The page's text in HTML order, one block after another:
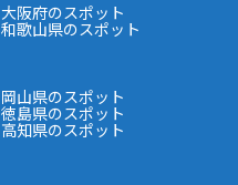
大阪府のスポット
和歌山県のスポット
岡山県のスポット
徳島県のスポット
高知県のスポット